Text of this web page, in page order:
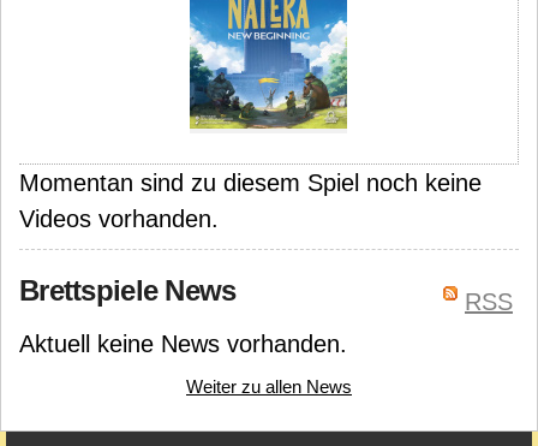
Momentan sind zu diesem Spiel noch keine
Videos vorhanden.
RSS
Brettspiele News
Aktuell keine News vorhanden.
Weiter zu allen News